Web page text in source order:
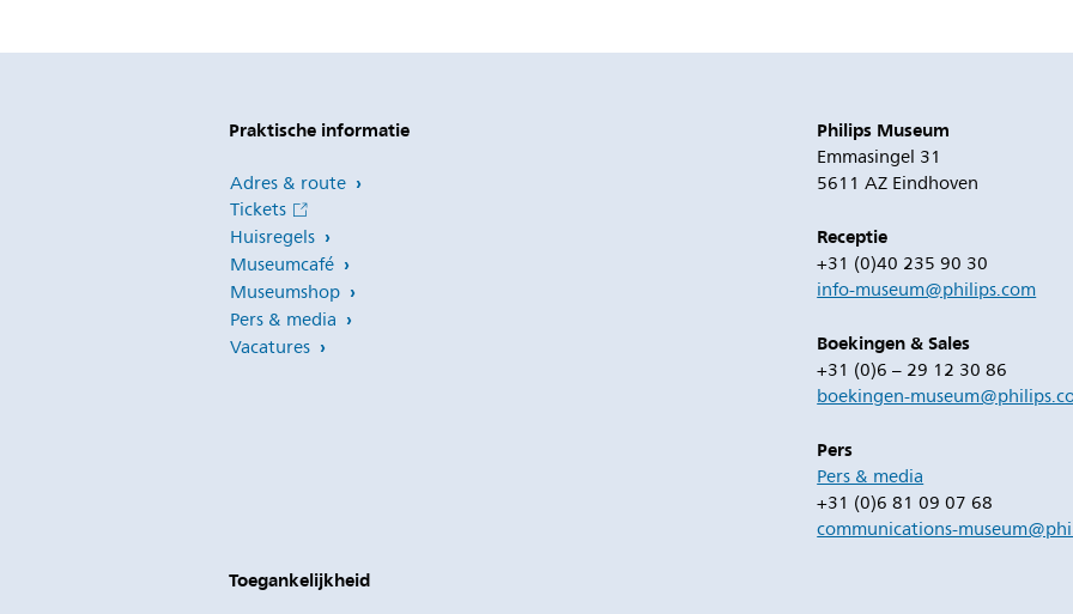
Praktische informatie
Adres & route
Tickets
Huisregels
Museumcafé
Museumshop
Pers & media
Vacatures
Philips Museum
Emmasingel 31
5611 AZ Eindhoven
Receptie
+31 (0)40 235 90 30
info-museum@philips.com
Boekingen & Sales
+31 (0)6 – 29 12 30 86
boekingen-
Pers
Pers & media
+31 (0)6 81 09 07 68
communications-
Toegankelijkheid